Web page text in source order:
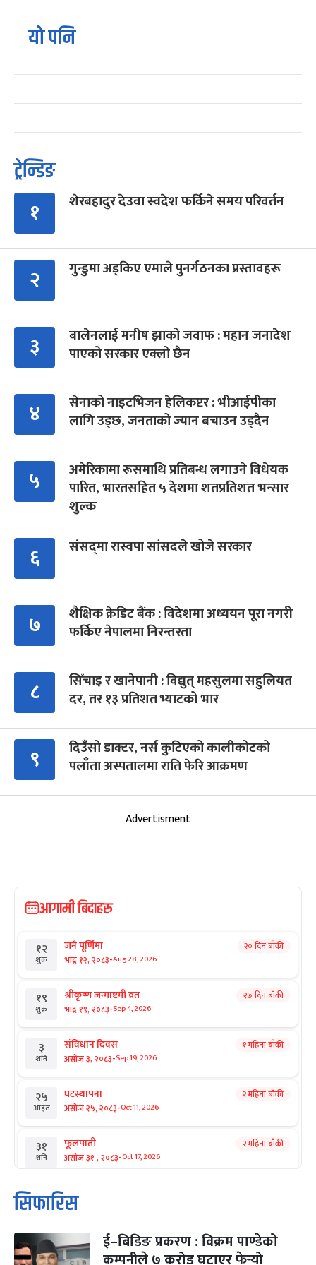
यो पनि
ट्रेन्डिङ
१ शेरबहादुर देउवा स्वदेश फर्किने समय परिवर्तन
२ गुन्डुमा अड्किए एमाले पुनर्गठनका प्रस्तावहरू
३
बालेनलाई मनीष झाको जवाफ : महान जनादेश
पाएको सरकार एक्लो छैन
४
सेनाको नाइटभिजन हेलिकप्टर : भीआईपीका
लागि उड्छ, जनताको ज्यान बचाउन उड्दैन
५
अमेरिकामा रूसमाथि प्रतिबन्ध लगाउने विधेयक
पारित, भारतसहित ५ देशमा शतप्रतिशत भन्सार
शुल्क
६ संसद्‍मा रास्वपा सांसदले खोजे सरकार
७
शैक्षिक क्रेडिट बैंक : विदेशमा अध्ययन पूरा नगरी
फर्किए नेपालमा निरन्तरता
८
सिँचाइ र खानेपानी : विद्युत् महसुलमा सहुलियत
दर, तर १३ प्रतिशत भ्याटको भार
९
दिउँसो डाक्टर, नर्स कुटिएको कालीकोटको
पलाँता अस्पतालमा राति फेरि आक्रमण
Advertisment
आगामी बिदाहरु
१२
शुक्र
जनै पूर्णिमा
भाद्र १२, २०८३-Aug 28, 2026
२० दिन बाँकी
१९
शुक्र
श्रीकृष्ण जन्माष्टमी व्रत
भाद्र १९, २०८३-Sep 4, 2026
२७ दिन बाँकी
३
शनि
संविधान दिवस
असोज ३, २०८३-Sep 19, 2026
१ महिना बाँकी
२५
आइत
घटस्थापना
असोज २५, २०८३-Oct 11, 2026
२ महिना बाँकी
३१
शनि
फूलपाती
असोज ३१ , २०८३-Oct 17, 2026
२ महिना बाँकी
१
आइत
कार्तिक सङ्क्रान्ति
कार्तिक १, २०८३
३
मंगल
महानवमी
कार्तिक ३, २०८३-Oct 20, 2026
२ महिना बाँकी
सिफारिस
ई–बिडिङ प्रकरण : विक्रम पाण्डेको